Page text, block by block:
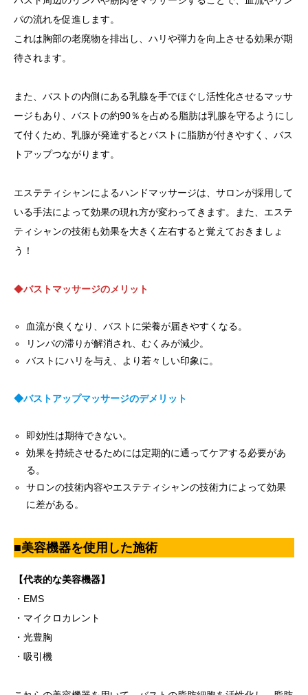
パの流れを促進します。
これは胸部の老廃物を排出し、ハリや弾力を向上させる効果が期
待されます。
また、バストの内側にある乳腺を手でほぐし活性化させるマッサ
ージもあり、バストの約90％を占める脂肪は乳腺を守るようにし
て付くため、乳腺が発達するとバストに脂肪が付きやすく、バス
トアップつながります。
エステティシャンによるハンドマッサージは、サロンが採用して
いる手法によって効果の現れ方が変わってきます。また、エステ
ティシャンの技術も効果を大きく左右すると覚えておきましょ
う！
◆バストマッサージのメリット
血流が良くなり、バストに栄養が届きやすくなる。
リンパの滞りが解消され、むくみが減少。
バストにハリを与え、より若々しい印象に。
◆バストアップマッサージのデメリット
即効性は期待できない。
効果を持続させるためには定期的に通ってケアする必要があ
る。
サロンの技術内容やエステティシャンの技術力によって効果
に差がある。
■美容機器を使用した施術
【代表的な美容機器】
・EMS
・マイクロカレント
・光豊胸
・吸引機